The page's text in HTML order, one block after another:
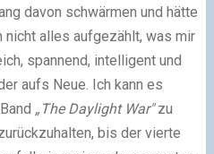
davon schwärmen und hätte
nicht alles aufgezählt, was mir
spannend, intelligent und
aufs Neue. Ich kann es
„The Daylight War"zu
bis der vierte